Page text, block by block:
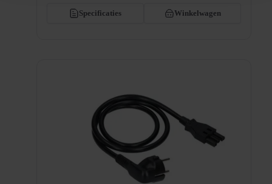
Specificaties Winkelwagen